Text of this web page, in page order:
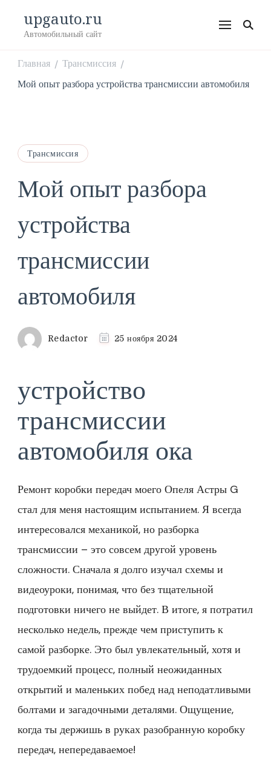
upgauto.ru
Автомобильный сайт
Главная / Трансмиссия /
Мой опыт разбора устройства трансмиссии автомобиля
Трансмиссия
Мой опыт разбора
устройства
трансмиссии
автомобиля
Redactor 25 ноября 2024
устройство
трансмиссии
автомобиля ока
Ремонт коробки передач моего Опеля Астры G
стал для меня настоящим испытанием. Я всегда
интересовался механикой, но разборка
трансмиссии – это совсем другой уровень
сложности. Сначала я долго изучал схемы и
видеоуроки, понимая, что без тщательной
подготовки ничего не выйдет. В итоге, я потратил
несколько недель, прежде чем приступить к
самой разборке. Это был увлекательный, хотя и
трудоемкий процесс, полный неожиданных
открытий и маленьких побед над неподатливыми
болтами и загадочными деталями. Ощущение,
когда ты держишь в руках разобранную коробку
передач, непередаваемое!